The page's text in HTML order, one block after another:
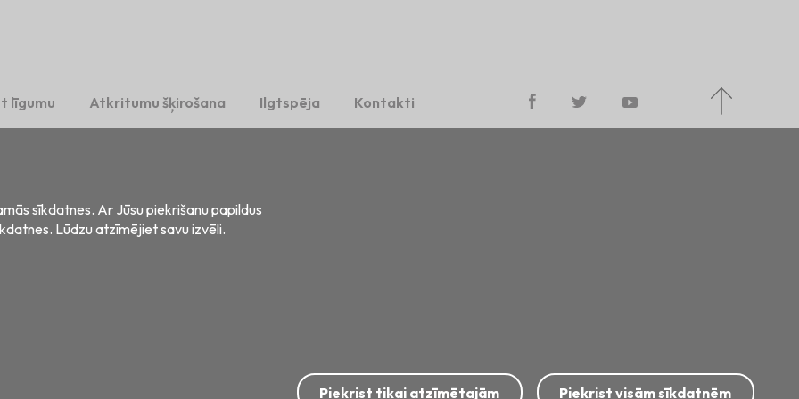
līgumu Atkritumu šķirošana Ilgtspēja Kontakti
2121
sīkdatnes. Ar Jūsu piekrišanu papildus
Lūdzu atzīmējiet savu izvēli.
Piekrist tikai atzīmētajām Piekrist visām sīkdatnēm